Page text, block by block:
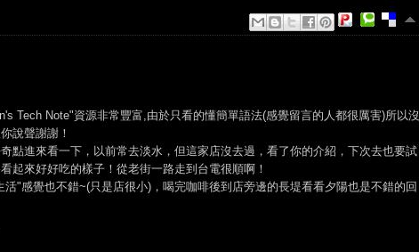
Tech Note"資源非常豐富,由於只看的懂簡單語法(感覺留言的人都很厲害)所以沒
說聲謝謝！
點進來看一下，以前常去淡水，但這家店沒去過，看了你的介紹，下次去也要試
起來好好吃的樣子！從老街一路走到台電很順啊！
"感覺也不錯~(只是店很小)，喝完咖啡後到店旁邊的長堤看看夕陽也是不錯的回